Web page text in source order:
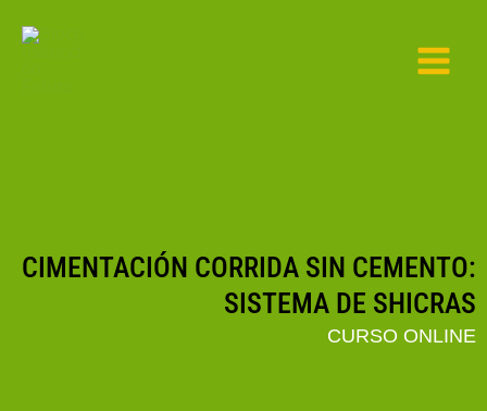
CIMENTACIÓN CORRIDA SIN CEMENTO:
SISTEMA DE SHICRAS
CURSO ONLINE